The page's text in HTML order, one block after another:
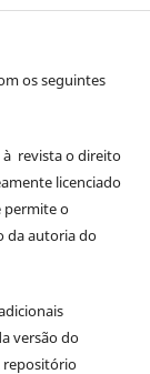
os seguintes
à revista o direito
licenciado
permite o
da autoria do
versão do
repositório